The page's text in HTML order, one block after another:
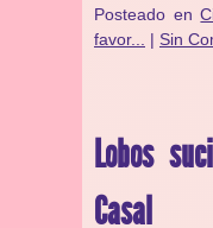
Posteado en
favor...
| Sin
Lobos
Casal